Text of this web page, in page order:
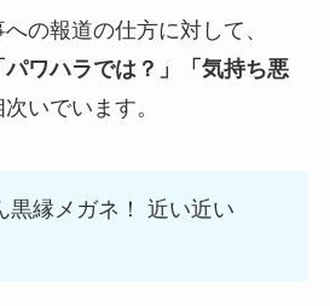
の報道の仕方に対して、
パワハラでは？」「気持ち悪
いでいます。
黒縁メガネ！ 近い近い